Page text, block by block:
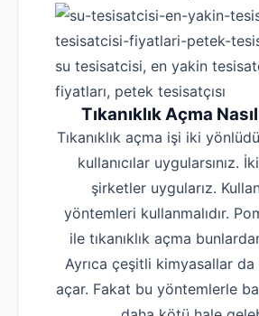
su tesisatcisi, en yakin
fiyatları, petek tesisatçısı
Tıkanıklık Açma
Tıkanıklık açma işi iki
kullanıcılar uygularsınız.
şirketler uygularız.
yöntemleri kullanmalıdır.
ile tıkanıklık açma
Ayrıca çeşitli kimyasallar da
açar. Fakat bu yöntemlerle